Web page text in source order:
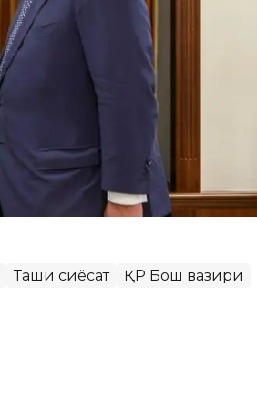
Ташқи сиёсат ҚР Бош вазири